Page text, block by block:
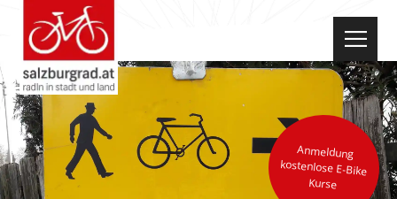
Anmeldung
kostenlose E-Bike
Kurse